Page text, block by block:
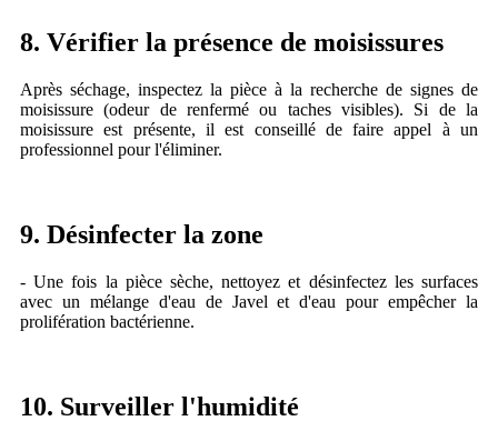
8. Vérifier la présence de moisissures
Après séchage, inspectez la pièce à la recherche de signes de
moisissure (odeur de renfermé ou taches visibles). Si de la
moisissure est présente, il est conseillé de faire appel à un
professionnel pour l'éliminer.
9. Désinfecter la zone
- Une fois la pièce sèche, nettoyez et désinfectez les surfaces
avec un mélange d'eau de Javel et d'eau pour empêcher la
prolifération bactérienne.
10. Surveiller l'humidité